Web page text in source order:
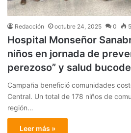
Redacción octubre 24, 2025 0
Hospital Monseñor
niños en jornada de
perezoso” y salud
Campaña benefició comunidades
Central. Un total de 178 niños de
región…
Leer más »